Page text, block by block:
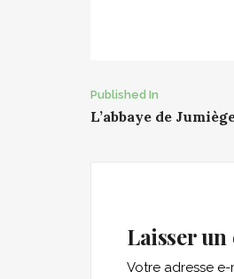
Post
navigation
Published In
L’abbaye de
Laisser
Votre adresse